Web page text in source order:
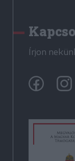
Írjon